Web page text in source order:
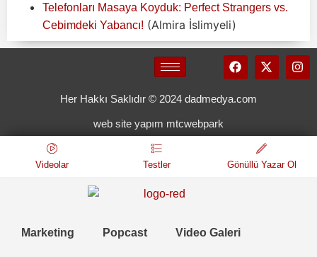
Telefonları Masaya Koyduk: Perfect Strangers vs.
Cebimdeki Yabancı! (Almira İslimyeli)
Her Hakkı Saklıdır © 2024 dadmedya.com
web site yapım mtcwebpark
Videolar Testler Gönüllü Yazar Ol
Marketing Popcast Video Galeri